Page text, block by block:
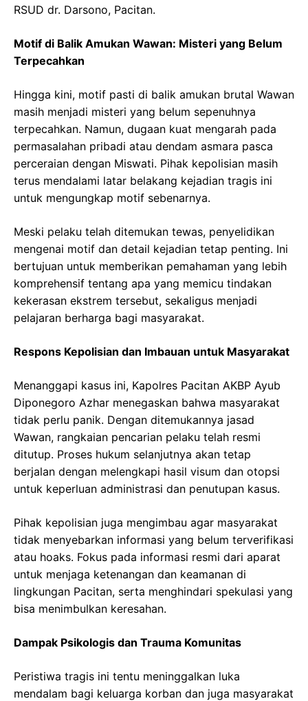
RSUD dr. Darsono, Pacitan.
Motif di Balik Amukan Wawan: Misteri yang Belum
Terpecahkan
Hingga kini, motif pasti di balik amukan brutal Wawan
masih menjadi misteri yang belum sepenuhnya
terpecahkan. Namun, dugaan kuat mengarah pada
permasalahan pribadi atau dendam asmara pasca
perceraian dengan Miswati. Pihak kepolisian masih
terus mendalami latar belakang kejadian tragis ini
untuk mengungkap motif sebenarnya.
Meski pelaku telah ditemukan tewas, penyelidikan
mengenai motif dan detail kejadian tetap penting. Ini
bertujuan untuk memberikan pemahaman yang lebih
komprehensif tentang apa yang memicu tindakan
kekerasan ekstrem tersebut, sekaligus menjadi
pelajaran berharga bagi masyarakat.
Respons Kepolisian dan Imbauan untuk Masyarakat
Menanggapi kasus ini, Kapolres Pacitan AKBP Ayub
Diponegoro Azhar menegaskan bahwa masyarakat
tidak perlu panik. Dengan ditemukannya jasad
Wawan, rangkaian pencarian pelaku telah resmi
ditutup. Proses hukum selanjutnya akan tetap
berjalan dengan melengkapi hasil visum dan otopsi
untuk keperluan administrasi dan penutupan kasus.
Pihak kepolisian juga mengimbau agar masyarakat
tidak menyebarkan informasi yang belum terverifikasi
atau hoaks. Fokus pada informasi resmi dari aparat
untuk menjaga ketenangan dan keamanan di
lingkungan Pacitan, serta menghindari spekulasi yang
bisa menimbulkan keresahan.
Dampak Psikologis dan Trauma Komunitas
Peristiwa tragis ini tentu meninggalkan luka
mendalam bagi keluarga korban dan juga masyarakat